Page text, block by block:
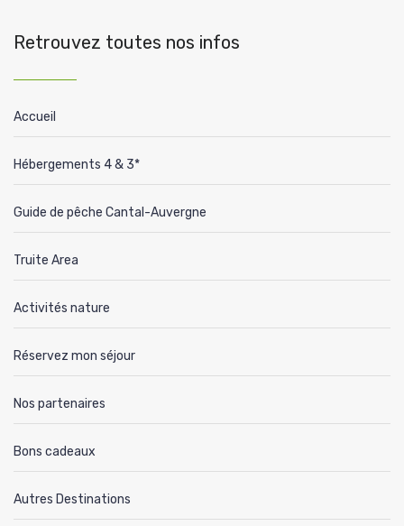
Retrouvez toutes nos infos
Accueil
Hébergements 4 & 3*
Guide de pêche Cantal-Auvergne
Truite Area
Activités nature
Réservez mon séjour
Nos partenaires
Bons cadeaux
Autres Destinations